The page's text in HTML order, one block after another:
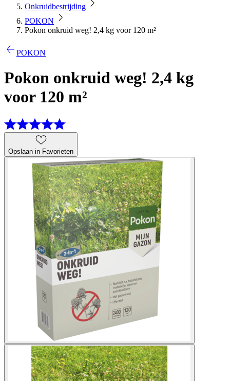
Onkruidbestrijding
POKON
Pokon onkruid weg! 2,4 kg voor 120 m²
POKON
Pokon onkruid weg! 2,4 kg
voor 120 m²
Opslaan in Favorieten